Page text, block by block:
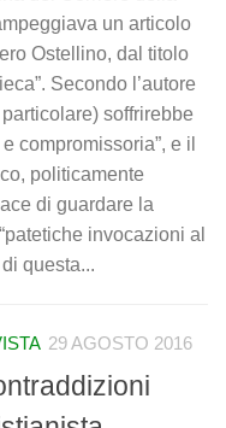
un articolo
Ostellino, dal titolo
Secondo l’autore
particolare) soffrirebbe
compromissoria”, e il
politicamente
di guardare la
invocazioni al
questa...
29 AGOSTO 2016